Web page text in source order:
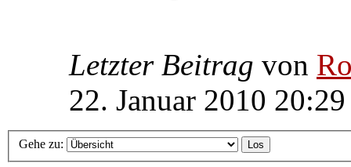
Letzter Beitrag von
22. Januar 2010 20:29
Gehe zu: